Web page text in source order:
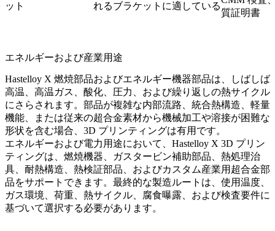
ット
れるブラケットに適している
質証明書
エネルギーおよび産業用途
Hastelloy X 燃焼部品およびエネルギー機器部品は、しばしば
高温、高温ガス、酸化、圧力、および繰り返しの熱サイクル
にさらされます。部品が複雑な内部流路、統合熱構造、軽量
機能、または従来の超合金素材から機械加工や溶接が困難な
形状を含む場合、3D プリンティングは有用です。
エネルギーおよび電力 用途において、Hastelloy X 3D プリン
ティングは、燃焼機器、ガスタービン補助部品、熱処理治
具、耐熱構造、熱検証部品、およびカスタム産業用超合金部
品をサポートできます。最終的な製造ルートは、使用温度、
ガス環境、荷重、熱サイクル、腐食曝露、および検査要件に
基づいて選択する必要があります。